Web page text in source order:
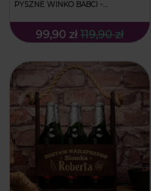
PYSZNE WINKO BABCI -
99,90 zł 119,90 zł